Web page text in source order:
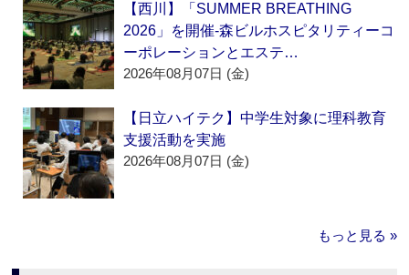
【西川】「SUMMER BREATHING
2026」を開催‐森ビルホスピタリティーコ
ーポレーションとエステ…
2026年08月07日 (金)
【日立ハイテク】中学生対象に理科教育
支援活動を実施
2026年08月07日 (金)
もっと見る »